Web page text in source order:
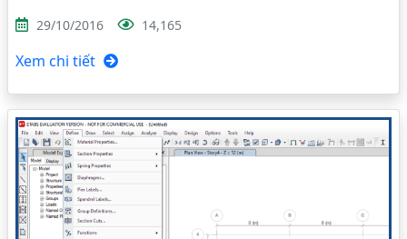
29/10/2016 14,165
Xem chi tiết